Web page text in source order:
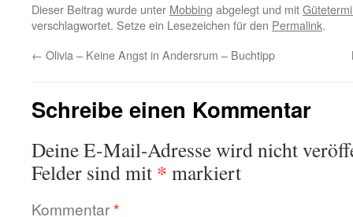
Dieser Beitrag wurde unter Mobbing abgelegt und mit
verschlagwortet. Setze ein Lesezeichen für den Permalink.
← Olivia – Keine Angst in Andersrum – Buchtipp
Schreibe einen Kommentar
Deine E-Mail-Adresse wird nicht
Felder sind mit * markiert
Kommentar*